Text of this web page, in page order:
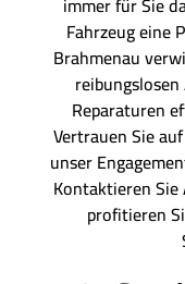
Fahrzeug eine
Brahmenau
Reparaturen
Vertrauen Sie
unser
Kontaktieren
profitieren